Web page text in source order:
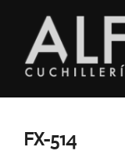
contenido
FX-514